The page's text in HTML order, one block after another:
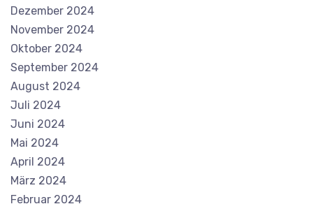
Dezember 2024
November 2024
Oktober 2024
September 2024
August 2024
Juli 2024
Juni 2024
Mai 2024
April 2024
März 2024
Februar 2024